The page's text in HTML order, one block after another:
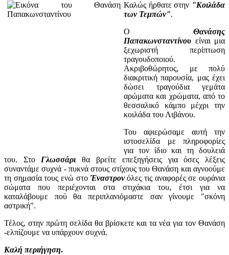
Καλώς ήρθατε στην "Κοιλάδα
των Τεμπών".
Ο Θανάσης
Παπακωνσταντίνου είναι μια
ξεχωριστή περίπτωση
τραγουδοποιού.
Ακριβοθώρητος, με πολύ
διακριτική παρουσία, μας έχει
δώσει τραγούδια γεμάτα
αρώματα και χρώματα, από το
θεσσαλικό κάμπο μέχρι την
κοιλάδα του Λιβάνου.
Του αφιερώσαμε αυτή την
ιστοσελίδα με πληροφορίες
για τον ίδιο και τη δουλειά
του. Στο Γλωσσάρι θα βρείτε επεξηγήσεις για όσες λέξεις
συναντάμε συχνά - πυκνά στους στίχους του Θανάση και αγνοούμε
τη σημασία τους ενώ στο Έναστρονόλες τις αναφορές σε ουράνια
σώματα που περιέχονται στα στιχάκια του, έτσι για να
καταλάβουμε πού θα περιπλανιόμαστε σαν γίνουμε "σκόνη
αστρική".
Τέλος, στην πρώτη σελίδα θα βρίσκετε και τα νέα για τον Θανάση
-ελπίζουμε να υπάρχουν συχνά.
Καλή περιήγηση.